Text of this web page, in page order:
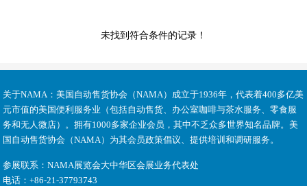
未找到符合条件的记录！
关于NAMA：美国自动售货协会（NAMA）成立于1936年，代表着400多亿美
元市值的美国便利服务业（包括自动售货、办公室咖啡与茶水服务、零食服
务和无人微店）。拥有1000多家企业会员，其中不乏众多世界知名品牌。美
国自动售货协会（NAMA）为其会员政策倡议、提供培训和调研服务。
参展联系：NAMA展览会大中华区会展业务代表处
电话：+86-21-37793743